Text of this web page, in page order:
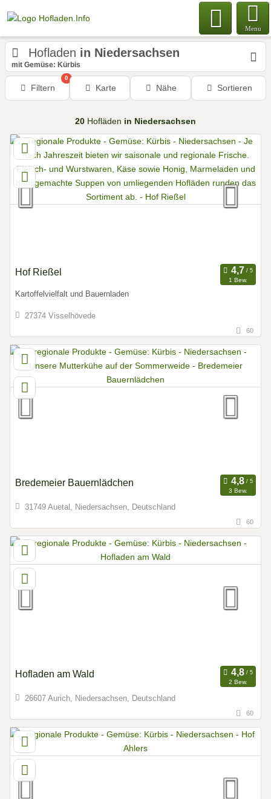
Menu
Hofladen in Niedersachsen
mit Gemüse: Kürbis
Filtern
0
Karte Nähe Sortieren
20 Hofläden in Niedersachsen
Hof Rießel
1 Bew.
Kartoffelvielfalt und Bauernladen
27374 Visselhövede
60
Bredemeier Bauernlädchen
3 Bew.
31749 Auetal, Niedersachsen, Deutschland
60
Hofladen am Wald
2 Bew.
26607 Aurich, Niedersachsen, Deutschland
60